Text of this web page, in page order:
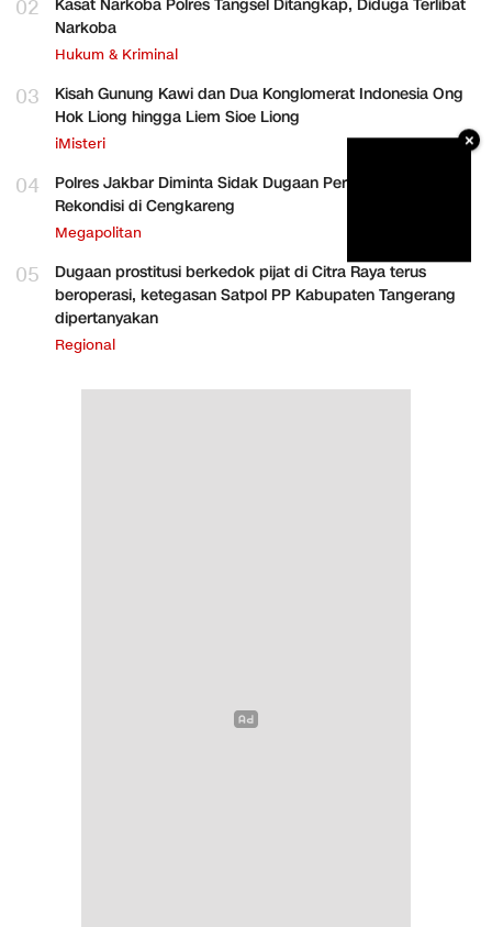
02
Kasat Narkoba Polres Tangsel Ditangkap, Diduga Terlibat
Narkoba
Hukum & Kriminal
03
Kisah Gunung Kawi dan Dua Konglomerat Indonesia Ong
Hok Liong hingga Liem Sioe Liong
iMisteri
04
Polres Jakbar Diminta Sidak Dugaan Perakitan HP
Rekondisi di Cengkareng
Megapolitan
05
Dugaan prostitusi berkedok pijat di Citra Raya terus
beroperasi, ketegasan Satpol PP Kabupaten Tangerang
dipertanyakan
Regional
×